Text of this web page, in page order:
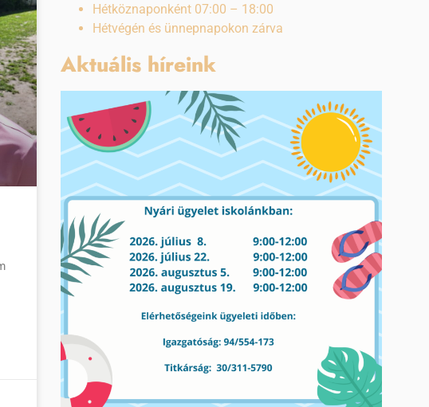
Hétköznaponként 07:00 – 18:00
Hétvégén és ünnepnapokon zárva
Aktuális híreink